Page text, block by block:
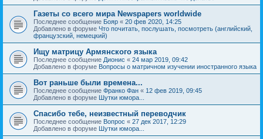
Газеты со всего мира Newspapers worldwide
Последнее сообщение Бояр « 20 фев 2020, 14:25
Добавлено в форуме Что почитать, послушать, посмотреть (английский,
французский, немецкий)
Ищу матрицу Армянского языка
Последнее сообщение Дионис « 24 мар 2019, 09:42
Добавлено в форуме Вопросы о матричном изучении иностранного языка
Вот раньше были времена...
Последнее сообщение Франко Фан « 12 фев 2019, 09:45
Добавлено в форуме Шутки юмора...
Спасибо тебе, неизвестный переводчик
Последнее сообщение Вопрос « 27 дек 2017, 12:29
Добавлено в форуме Шутки юмора...